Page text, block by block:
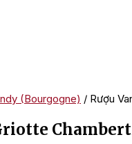
(Bourgogne) / Rượu